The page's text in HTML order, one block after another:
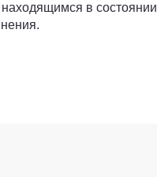
в состоянии